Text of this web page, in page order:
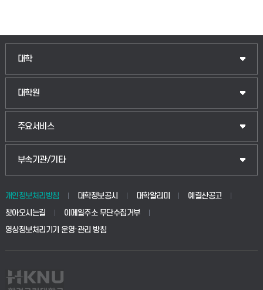
대학
인문융합공공인재학부
법경영학부
생명공학부
사회안전시스템공학부
대학원
일반대학원
산업대학원
공공정책대학원
교육대학원
주요서비스
입학안내
웹메일
학사시스템(전문학사 및 전공심화)
사이버캠퍼스(전문학사 및 전공심화)
부속기관/기타
중앙도서관
학생생활관(안성)
산학협력단
개인정보처리방침 대학정보공시 대학알리미
예결산공고
찾아오시는길
이메일주소 무단수집거부
영상정보처리기기 운영·관리 방침